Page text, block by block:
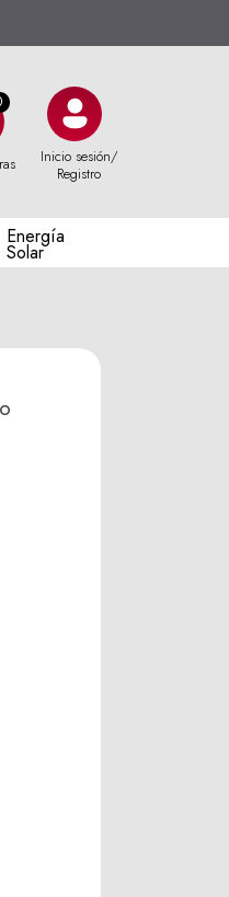
Inicio sesión/
Registro
Energía
Solar